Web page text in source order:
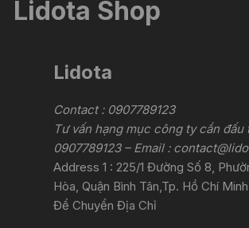
Lidota Shop
Lidota
Contact : 0907789123
Tư vấn hạng mục công ty cần đấu
0907789123 – Email :
Address 1 : 225/1 Đường Số 8,
Hòa, Quận Bình Tân,Tp. Hồ Chí
Để Chuyển Địa Chỉ